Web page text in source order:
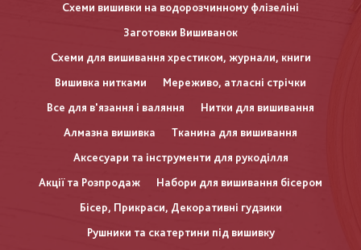
Схеми вишивки на водорозчинному флізеліні
Заготовки Вишиванок
Схеми для вишивання хрестиком, журнали, книги
Вишивка нитками
Мереживо, атласні стрічки
Все для в'язання і валяння
Нитки для вишивання
Алмазна вишивка
Тканина для вишивання
Аксесуари та інструменти для рукоділля
Акції та Розпродаж
Набори для вишивання бісером
Бісер, Прикраси, Декоративні гудзики
Рушники та скатертини під вишивку